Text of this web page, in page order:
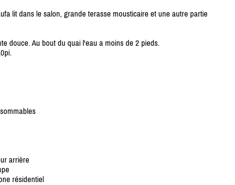
lit dans le salon, grande terasse mousticaire et une autre partie
douce. Au bout du quai l'eau a moins de 2 pieds.
arrière
résidentiel